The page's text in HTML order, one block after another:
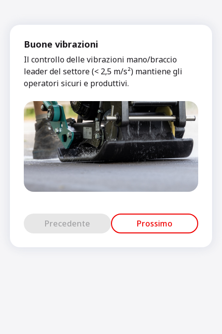
Buone vibrazioni
Il controllo delle vibrazioni mano/braccio
leader del settore (< 2,5 m/s²) mantiene gli
operatori sicuri e produttivi.
Precedente Prossimo